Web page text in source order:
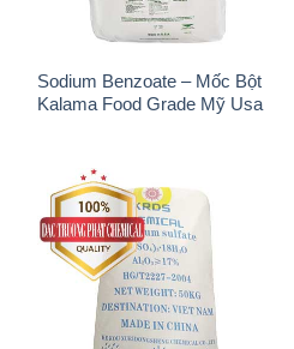
Sodium Benzoate – Mốc Bột
Kalama Food Grade Mỹ Usa